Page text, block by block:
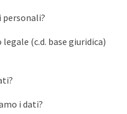
personali?
(c.d. base giuridica)
i dati?